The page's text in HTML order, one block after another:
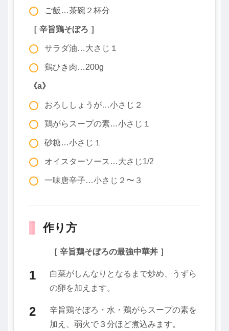
ご飯…茶碗２杯分
［ 辛旨鶏そぼろ ］
サラダ油…大さじ１
鶏ひき肉…200g
《a》
おろししょうが…小さじ２
鶏がらスープの素…小さじ１
砂糖…小さじ１
オイスターソース…大さじ1/2
一味唐辛子…小さじ２〜３
作り方
［ 辛旨鶏そぼろの最強中華丼 ］
白菜がしんなりとなるまで炒め、うずら
の卵を加えます。
辛旨鶏そぼろ・水・鶏がらスープの素を
加え、弱火で３分ほど煮込みます。